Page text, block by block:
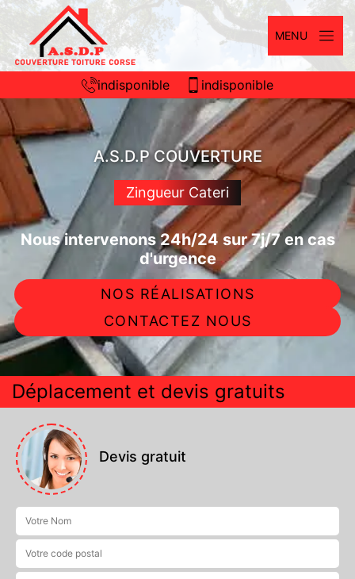
MENU
indisponible indisponible
A.S.D.P COUVERTURE
Zingueur Cateri
Nous intervenons 24h/24 sur 7j/7 en cas
d'urgence
NOS RÉALISATIONS
CONTACTEZ NOUS
Déplacement et devis gratuits
Devis gratuit